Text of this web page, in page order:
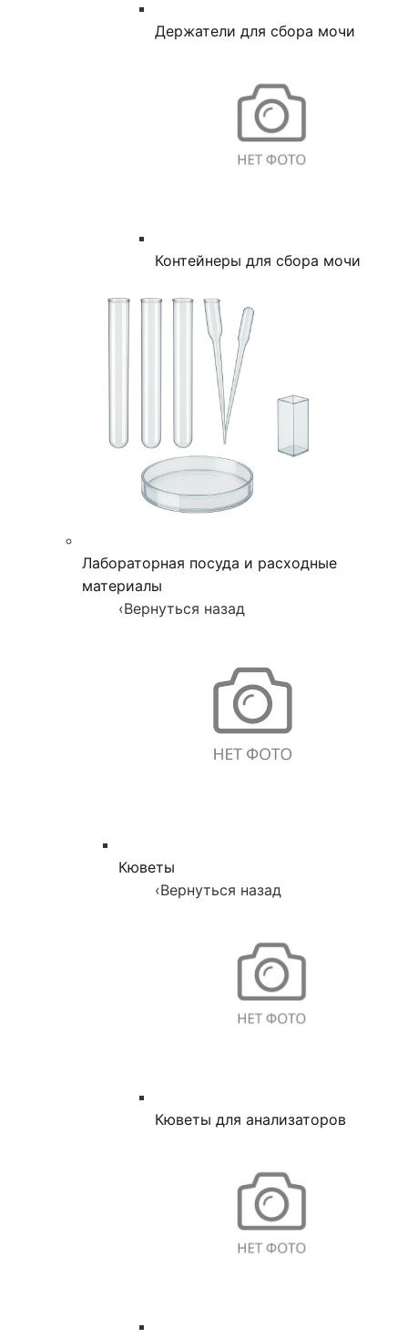
Держатели для сбора мочи
Контейнеры для сбора мочи
Лабораторная посуда и расходные
материалы
‹Вернуться назад
Кюветы
‹Вернуться назад
Кюветы для анализаторов